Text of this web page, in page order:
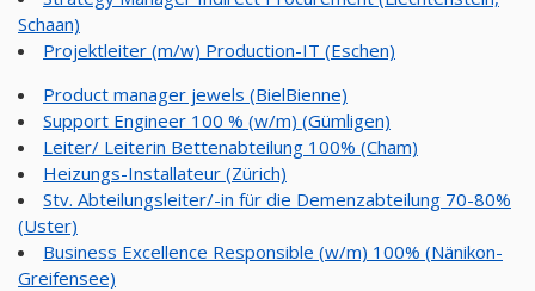
Schaan)
Projektleiter (m/w) Production-IT (Eschen)
Product manager jewels (BielBienne)
Support Engineer 100 % (w/m) (Gümligen)
Leiter/ Leiterin Bettenabteilung 100% (Cham)
Heizungs-Installateur (Zürich)
Stv. Abteilungsleiter/-in für die Demenzabteilung 70-80%
(Uster)
Business Excellence Responsible (w/m) 100% (Nänikon-
Greifensee)